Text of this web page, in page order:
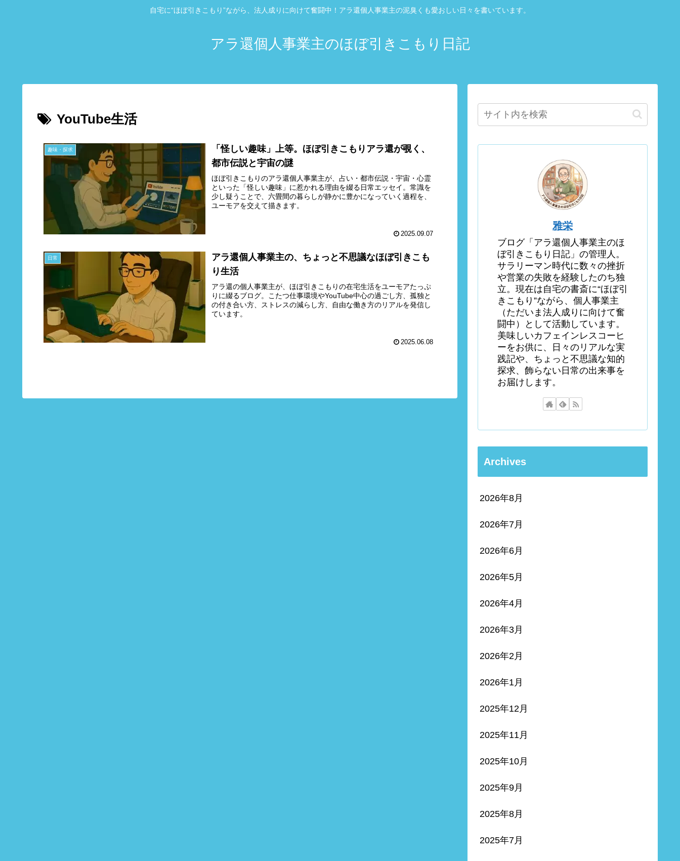
自宅に“ほぼ引きこもり”ながら、法人成りに向けて奮闘中！アラ還個人事業主の泥臭くも愛おしい日々を書いています。
アラ還個人事業主のほぼ引きこもり日記
YouTube生活
趣味・探求
「怪しい趣味」上等。ほぼ引きこもりアラ還が覗く、
都市伝説と宇宙の謎
ほぼ引きこもりのアラ還個人事業主が、占い・都市伝説・宇宙・心霊
といった「怪しい趣味」に惹かれる理由を綴る日常エッセイ。常識を
少し疑うことで、六畳間の暮らしが静かに豊かになっていく過程を、
ユーモアを交えて描きます。
2025.09.07
日常
アラ還個人事業主の、ちょっと不思議なほぼ引きこも
り生活
アラ還の個人事業主が、ほぼ引きこもりの在宅生活をユーモアたっぷ
りに綴るブログ。こたつ仕事環境やYouTube中心の過ごし方、孤独と
の付き合い方、ストレスの減らし方、自由な働き方のリアルを発信し
ています。
2025.06.08
雅栄
ブログ「アラ還個人事業主のほ
ぼ引きこもり日記」の管理人。
サラリーマン時代に数々の挫折
や営業の失敗を経験したのち独
立。現在は自宅の書斎に“ほぼ引
きこもり”ながら、個人事業主
（ただいま法人成りに向けて奮
闘中）として活動しています。
美味しいカフェインレスコーヒ
ーをお供に、日々のリアルな実
践記や、ちょっと不思議な知的
探求、飾らない日常の出来事を
お届けします。
Archives
2026年8月
2026年7月
2026年6月
2026年5月
2026年4月
2026年3月
2026年2月
2026年1月
2025年12月
2025年11月
2025年10月
2025年9月
2025年8月
2025年7月